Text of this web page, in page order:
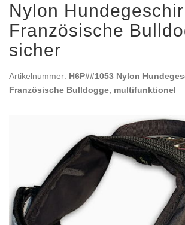
Nylon
Französische
sicher
Artikelnummer: H6P##1053 Nylon
Französische Bulldogge, multifunktionel